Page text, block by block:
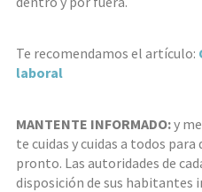
Te recomendamos el artículo:
laboral
MANTENTE INFORMADO:y
te cuidas y cuidas a todos
pronto. Las autoridades de
disposición de sus habitantes